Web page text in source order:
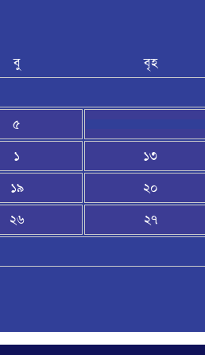
বু বৃহ
৫
১ ১৩
১৯ ২০
২৬ ২৭